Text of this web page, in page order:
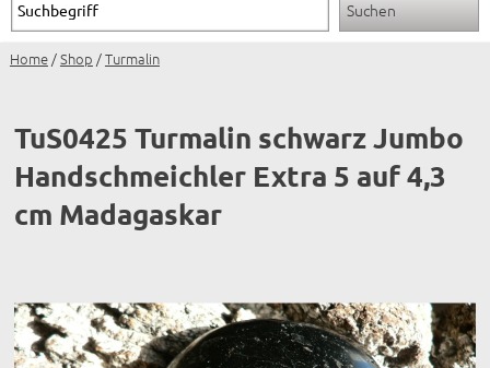
Home/Shop /Turmalin
TuS0425 Turmalin schwarz Jumbo
Handschmeichler Extra 5 auf 4,3
cm Madagaskar